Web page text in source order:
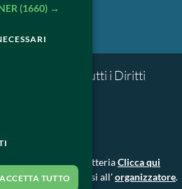
2018 – Tutti i Diritti
della biglietteriaClicca qui
e l'evento, rivolgersi all'organizzatore.
(1660) →
ACCETTA TUTTO